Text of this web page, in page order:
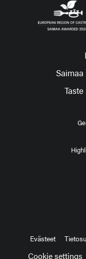
Evästeet
Cookie settings